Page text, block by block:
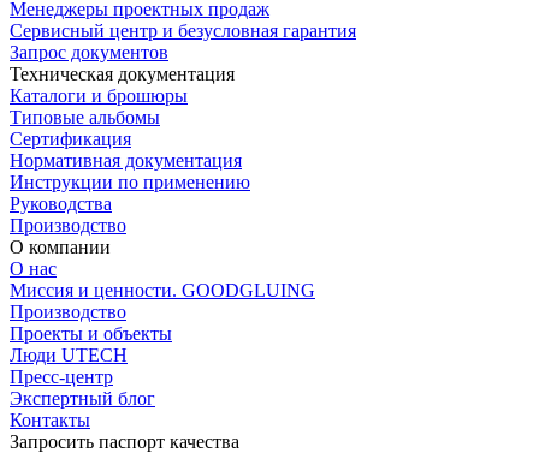
Менеджеры проектных продаж
Сервисный центр и безусловная гарантия
Запрос документов
Техническая документация
Каталоги и брошюры
Типовые альбомы
Сертификация
Нормативная документация
Инструкции по применению
Руководства
Производство
О компании
О нас
Миссия и ценности. GOODGLUING
Производство
Проекты и объекты
Люди UTECH
Пресс-центр
Экспертный блог
Контакты
Запросить паспорт качества